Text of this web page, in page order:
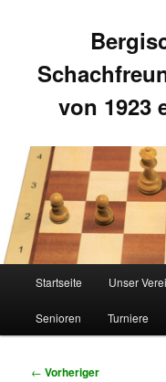
von 1923
Zum
primären
Zum
sekundären
Startseite Unser
Senioren Turniere
Beitragsnavigation
← Vorheriger